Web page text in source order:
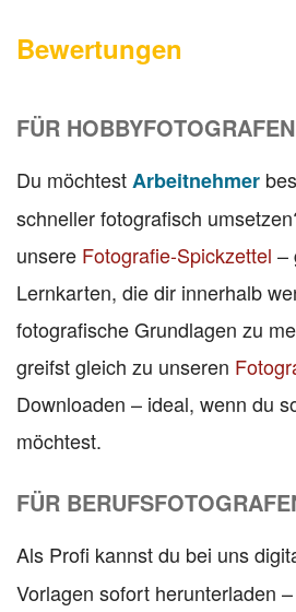
Bewertungen
FÜR HOBBYFOTOGRAFEN
Du möchtestArbeitnehmer
schneller fotografisch
unsere Fotografie-Spickzettel –
Lernkarten, die dir innerhalb
fotografische Grundlagen zu
greifst gleich zu unseren
Downloaden – ideal, wenn du
möchtest.
FÜR
Als Profi kannst du bei uns
Vorlagen sofort herunterladen